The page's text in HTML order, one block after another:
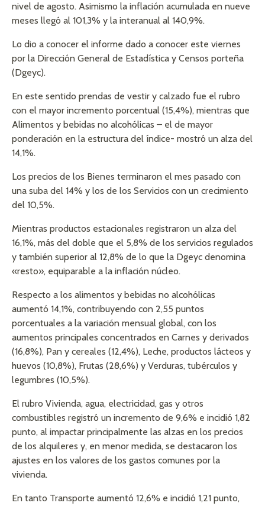
nivel de agosto. Asimismo la inflación acumulada en nueve
meses llegó al 101,3% y la interanual al 140,9%.
Lo dio a conocer el informe dado a conocer este viernes
por la Dirección General de Estadística y Censos porteña
(Dgeyc).
En este sentido prendas de vestir y calzado fue el rubro
con el mayor incremento porcentual (15,4%), mientras que
Alimentos y bebidas no alcohólicas – el de mayor
ponderación en la estructura del índice- mostró un alza del
14,1%.
Los precios de los Bienes terminaron el mes pasado con
una suba del 14% y los de los Servicios con un crecimiento
del 10,5%.
Mientras productos estacionales registraron un alza del
16,1%, más del doble que el 5,8% de los servicios regulados
y también superior al 12,8% de lo que la Dgeyc denomina
«resto», equiparable a la inflación núcleo.
Respecto a los alimentos y bebidas no alcohólicas
aumentó 14,1%, contribuyendo con 2,55 puntos
porcentuales a la variación mensual global, con los
aumentos principales concentrados en Carnes y derivados
(16,8%), Pan y cereales (12,4%), Leche, productos lácteos y
huevos (10,8%), Frutas (28,6%) y Verduras, tubérculos y
legumbres (10,5%).
El rubro Vivienda, agua, electricidad, gas y otros
combustibles registró un incremento de 9,6% e incidió 1,82
punto, al impactar principalmente las alzas en los precios
de los alquileres y, en menor medida, se destacaron los
ajustes en los valores de los gastos comunes por la
vivienda.
En tanto Transporte aumentó 12,6% e incidió 1,21 punto,